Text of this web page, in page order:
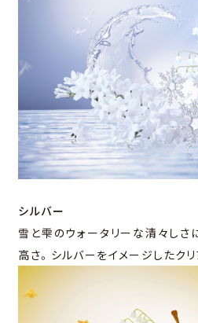
シルバー
雪と雫のウォータリーな清々しさ
高さ。シルバーをイメージしたクリ